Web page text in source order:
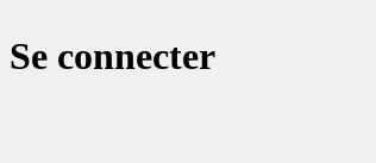
Se connecter